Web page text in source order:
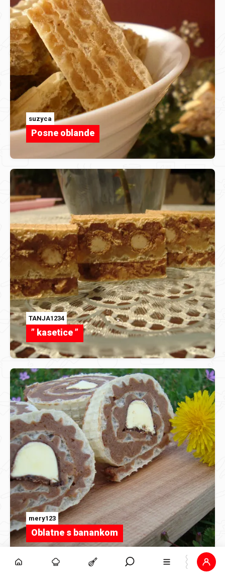
suzyca
Posne oblande
TANJA1234
” kasetice ”
mery123
Oblatne s banankom